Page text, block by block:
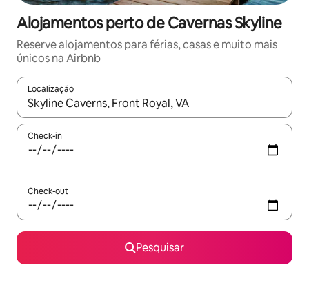
Alojamentos perto de Cavernas Skyline
Reserve alojamentos para férias, casas e muito mais
únicos na Airbnb
Localização
Quando os resultados estiverem disponíveis, navegue com
Check-in
Check-out
Pesquisar